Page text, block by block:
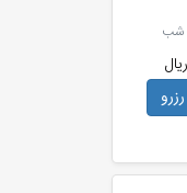
شب
ریال